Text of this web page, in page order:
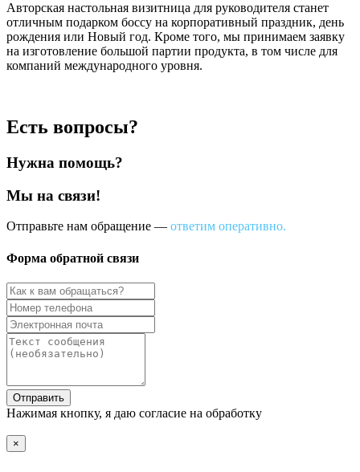
Авторская настольная визитница для руководителя станет
отличным подарком боссу на корпоративный праздник, день
рождения или Новый год. Кроме того, мы принимаем заявку
на изготовление большой партии продукта, в том числе для
компаний международного уровня.
Есть вопросы?
Нужна помощь?
Мы на связи!
Отправьте нам обращение — ответим оперативно.
Форма обратной связи
Отправить
Нажимая кнопку, я даю согласие на обработку
×